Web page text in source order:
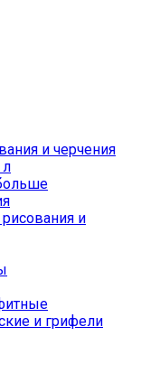
и черчения
и
и грифели